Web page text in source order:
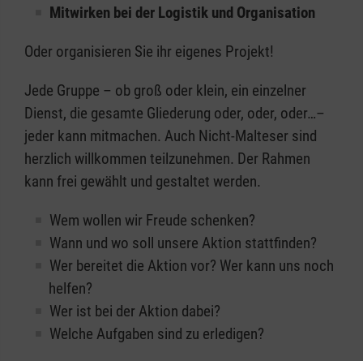
Mitwirken bei der Logistik und Organisation
Oder organisieren Sie ihr eigenes Projekt!
Jede Gruppe – ob groß oder klein, ein einzelner
Dienst, die gesamte Gliederung oder, oder, oder…–
jeder kann mitmachen. Auch Nicht-Malteser sind
herzlich willkommen teilzunehmen. Der Rahmen
kann frei gewählt und gestaltet werden.
Wem wollen wir Freude schenken?
Wann und wo soll unsere Aktion stattfinden?
Wer bereitet die Aktion vor? Wer kann uns noch
helfen?
Wer ist bei der Aktion dabei?
Welche Aufgaben sind zu erledigen?